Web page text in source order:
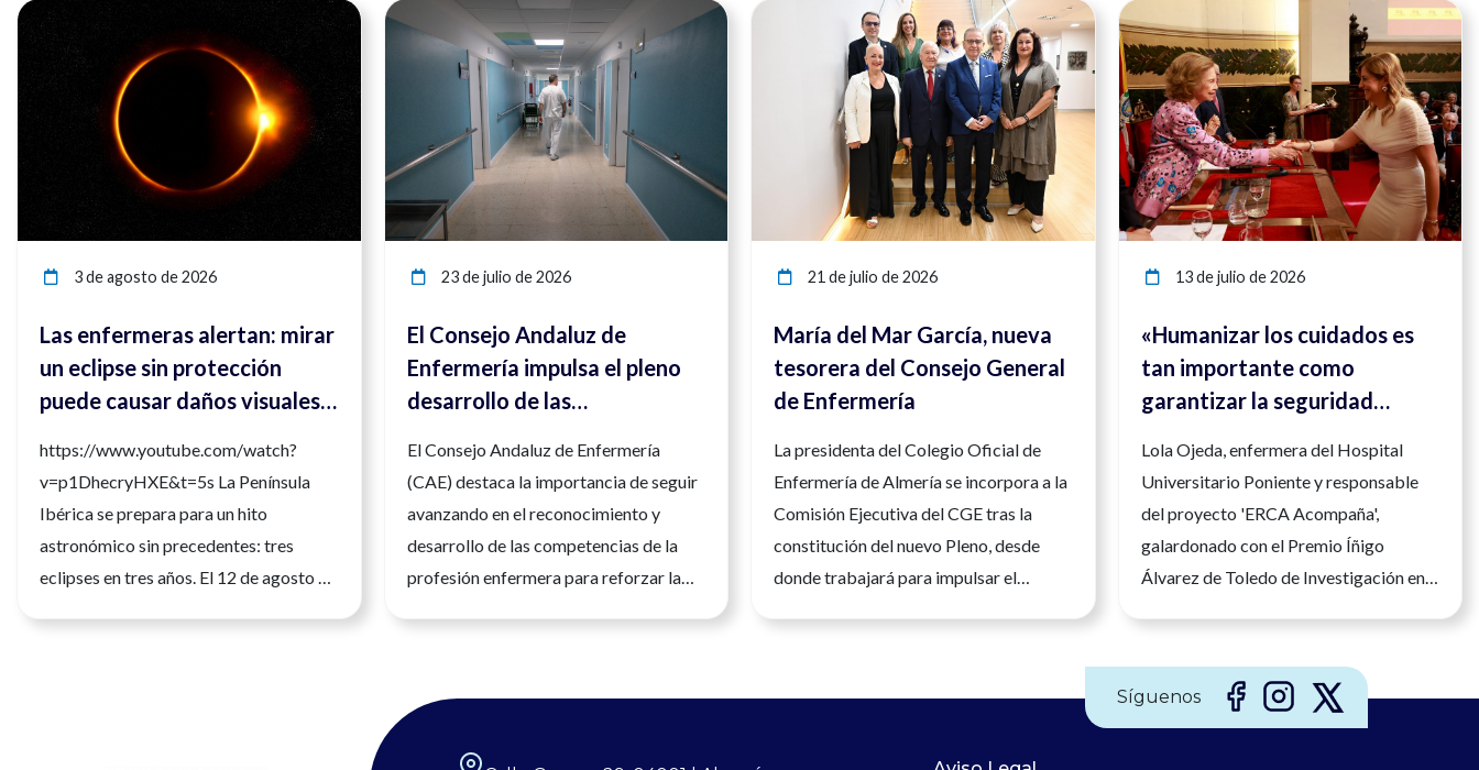
3 de agosto de 2026
Las enfermeras alertan: mirar
un eclipse sin protección
puede causar daños visuales
https://www.youtube.com/watch?
v=p1DhecryHXE&t=5s La Península
Ibérica se prepara para un hito
astronómico sin precedentes: tres
eclipses en tres años. El 12 de agosto de
Ver noticia
23 de julio de 2026
El Consejo Andaluz de
Enfermería impulsa el pleno
desarrollo de las
para reforzar la seguridad y
la calidad asistencial
El Consejo Andaluz de Enfermería
(CAE) destaca la importancia de seguir
avanzando en el reconocimiento y
desarrollo de las competencias de la
profesión enfermera para reforzar la
profesión sanitaria universitaria, con
Ver noticia
21 de julio de 2026
María del Mar García, nueva
tesorera del Consejo General
de Enfermería
La presidenta del Colegio Oficial de
Enfermería de Almería se incorpora a la
Comisión Ejecutiva del CGE tras la
constitución del nuevo Pleno, desde
donde trabajará para impulsar el
del Mar García Martín, ha tomado hoy
Ver noticia
13 de julio de 2026
«Humanizar los cuidados es
tan importante como
garantizar la seguridad
Lola Ojeda, enfermera del Hospital
Universitario Poniente y responsable
del proyecto 'ERCA Acompaña',
galardonado con el Premio Íñigo
Álvarez de Toledo de Investigación en
que acompaña a los pacientes renales
en uno de los momentos más difíciles de
Ver noticia
Síguenos